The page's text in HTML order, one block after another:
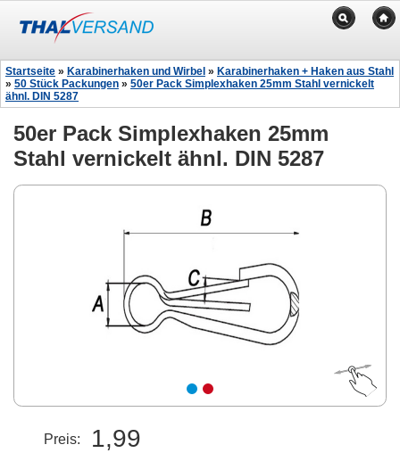
Startseite » Karabinerhaken und Wirbel » Karabinerhaken + Haken aus Stahl
» 50 Stück Packungen » 50er Pack Simplexhaken 25mm Stahl vernickelt
ähnl. DIN 5287
50er Pack Simplexhaken 25mm
Stahl vernickelt ähnl. DIN 5287
Preis: 1,99